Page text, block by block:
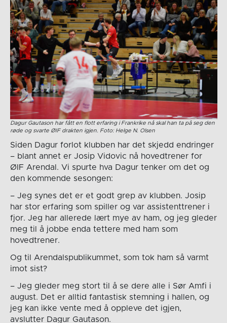
Dagur Gautason har fått en flott erfaring i Frankrike nå skal han ta på seg den
røde og svarte ØIF drakten igjen. Foto: Helge N. Olsen
Siden Dagur forlot klubben har det skjedd endringer
– blant annet er Josip Vidovic nå hovedtrener for
ØIF Arendal. Vi spurte hva Dagur tenker om det og
den kommende sesongen:
– Jeg synes det er et godt grep av klubben. Josip
har stor erfaring som spiller og var assistenttrener i
fjor. Jeg har allerede lært mye av ham, og jeg gleder
meg til å jobbe enda tettere med ham som
hovedtrener.
Og til Arendalspublikummet, som tok ham så varmt
imot sist?
– Jeg gleder meg stort til å se dere alle i Sør Amfi i
august. Det er alltid fantastisk stemning i hallen, og
jeg kan ikke vente med å oppleve det igjen,
avslutter Dagur Gautason.